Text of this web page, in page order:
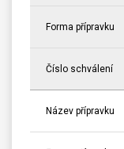
Forma přípravku
Číslo schválení
Název přípravku